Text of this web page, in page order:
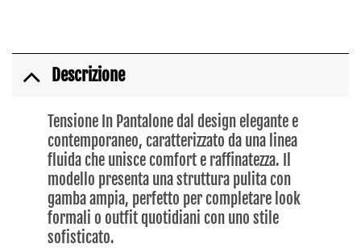
Descrizione
Tensione In Pantalone dal design elegante e
contemporaneo, caratterizzato da una linea
fluida che unisce comfort e raffinatezza. Il
modello presenta una struttura pulita con
gamba ampia, perfetto per completare look
formali o outfit quotidiani con uno stile
sofisticato.